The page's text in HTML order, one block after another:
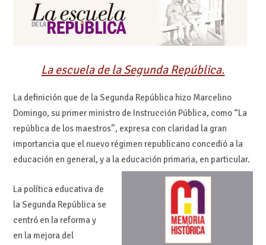
La escuela de la Segunda República.
La definición que de la Segunda República hizo Marcelino
Domingo, su primer ministro de Instrucción Pública, como “La
república de los maestros”, expresa con claridad la gran
importancia que el nuevo régimen republicano concedió a la
educación en general, y a la educación primaria, en particular.
La política educativa de
la Segunda República se
centró en la reforma y
en la mejora del